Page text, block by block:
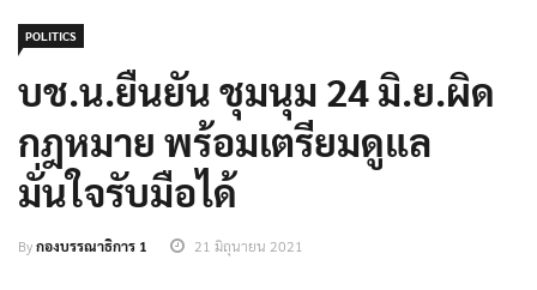
POLITICS
บช.น.ยืนยัน ชุมนุม 24 มิ.ย.ผิด
กฎหมาย พร้อมเตรียมดูแล
มั่นใจรับมือได้
Byกองบรรณาธิการ 1 21 มิถุนายน 2021